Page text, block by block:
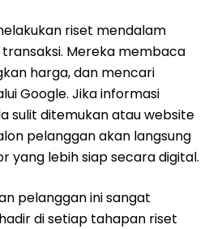
riset mendalam
Mereka membaca
harga, dan mencari
Google. Jika informasi
sulit ditemukan atau website
pelanggan akan langsung
yang lebih siap secara digital.
pelanggan ini sangat
di setiap tahapan riset